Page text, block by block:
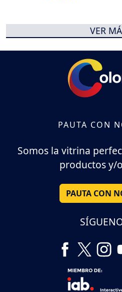
VER
PAUTA CON
Somos la vitrina
productos y/
PAUTA CON